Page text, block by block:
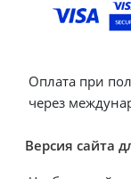
Оплата при
через
Версия сайта